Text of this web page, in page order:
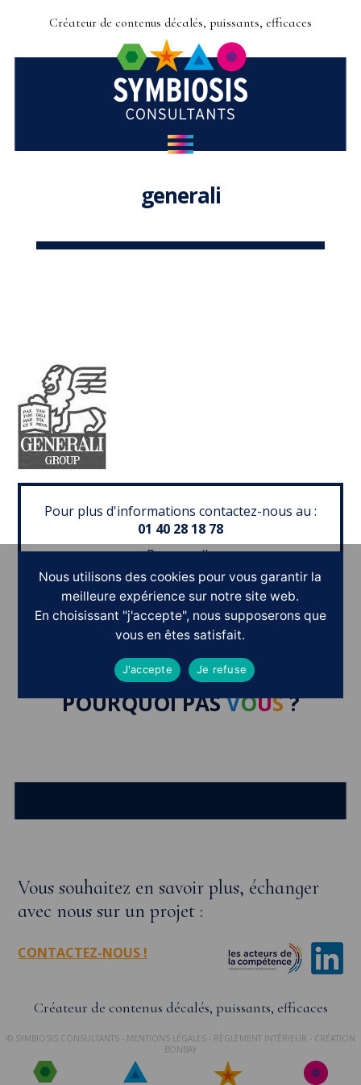
Créateur de contenus décalés, puissants, efficaces
generali
Pour plus d'informations contactez-nous au :
01 40 28 18 78
Par e-mail :
contact@symbiosis-consultants.net
Ils nous ont fait confiance
POURQUOI PASVOUS?
Vous souhaitez en savoir plus, échanger
avec nous sur un projet :
CONTACTEZ-NOUS !
Créateur de contenus décalés, puissants, efficaces
© SYMBIOSIS CONSULTANTS - MENTIONS LÉGALES- RÈGLEMENT INTÉRIEUR - CRÉATION
BONBAY
Nous utilisons des cookies pour vous garantir la
meilleure expérience sur notre site web.
En choisissant "j'accepte", nous supposerons que
vous en êtes satisfait.
J'accepte Je refuse